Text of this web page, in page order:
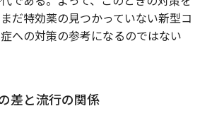
だ特効薬の見つかっていない新型コ
への対策の参考になるのではない
差と流行の関係